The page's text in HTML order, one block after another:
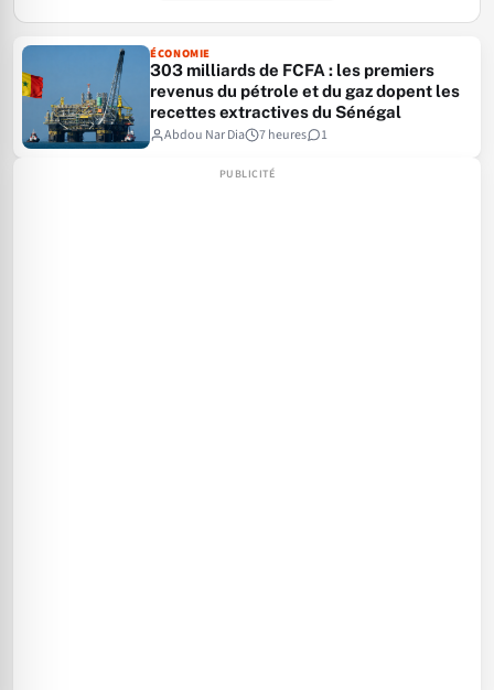
ÉCONOMIE
303 milliards de FCFA : les premiers
revenus du pétrole et du gaz dopent les
recettes extractives du Sénégal
Abdou Nar Dia
7 heures 1